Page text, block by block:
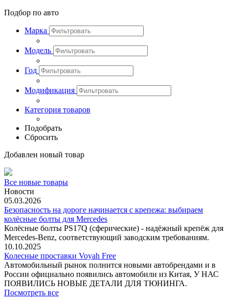
Подбор по авто
Марка
Модель
Год
Модификация
Категория товаров
Подобрать
Сбросить
Добавлен новый товар
Все новые товары
Новости
05.03.2026
Безопасность на дороге начинается с крепежа: выбираем
колёсные болты для Mercedes
Колёсные болты PS17Q (сферические) - надёжный крепёж для
Mercedes‑Benz, соответствующий заводским требованиям.
10.10.2025
Колесные проставки Voyah Free
Автомобильный рынок полнится новыми автобрендами и в
России официально появились автомобили из Китая, У НАС
ПОЯВИЛИСЬ НОВЫЕ ДЕТАЛИ ДЛЯ ТЮНИНГА.
Посмотреть все